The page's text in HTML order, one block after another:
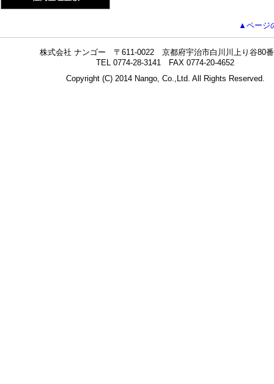
▲ページ
株式会社 ナンゴー 〒611-0022 京都府宇治市白川川上り谷80
TEL 0774-28-3141 FAX 0774-20-4652
Copyright (C) 2014 Nango, Co.,Ltd. All Rights Reserved.